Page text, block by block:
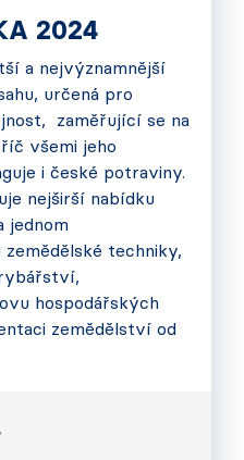
2024
a nejvýznamnější
určená pro
zaměřující se na
všemi jeho
i české potraviny.
nejširší nabídku
jednom
techniky,
hospodářských
zemědělství od